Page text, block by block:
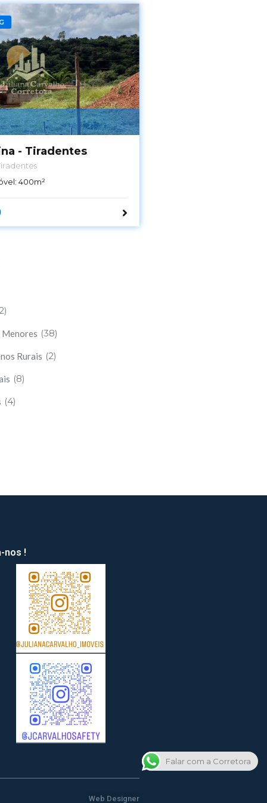
- Tiradentes
400m²
Menores (38)
Rurais (2)
(8)
(4)
nos !
Web Designer
Falar com a Corretora